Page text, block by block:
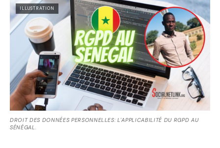
ILLUSTRATION
DROIT DES DONNÉES PERSONNELLES: L'APPLICABILITÉ DU RGPD AU
SÉNÉGAL.